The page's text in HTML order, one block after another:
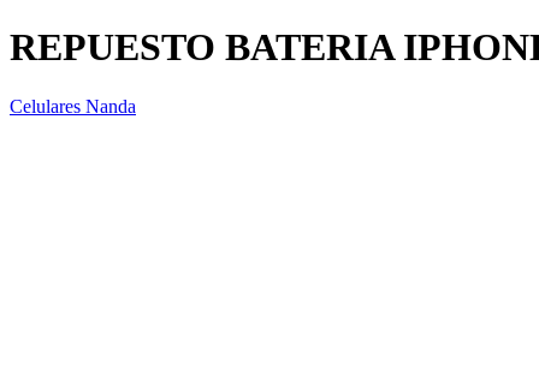
REPUESTO BATERIA
Celulares Nanda